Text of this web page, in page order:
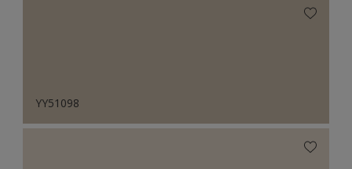
YY51098